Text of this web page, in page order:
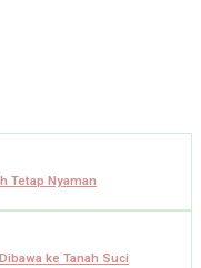
Tetap Nyaman
ke Tanah Suci